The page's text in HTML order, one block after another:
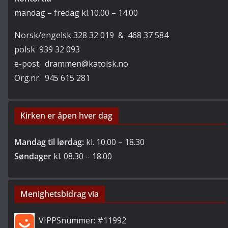
mandag – fredag kl.10.00 – 14.00
Norsk/engelsk 328 32 019 & 468 37 584
polsk 939 32 093
e-post: drammen@katolsk.no
Org.nr. 945 615 281
Kirken er åpen hver dag
Mandag til lørdag: kl. 10.00 – 18.30
Søndager kl. 08.30 – 18.00
Menighetsbidrag via
VIPPSnummer: #11992